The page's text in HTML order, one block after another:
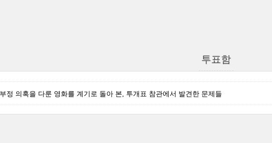
투표함
정 의혹을 다룬 영화를 계기로 돌아 본, 투개표 참관에서 발견한 문제들